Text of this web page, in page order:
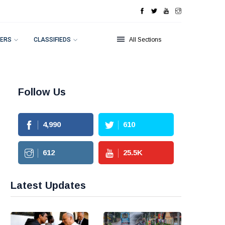
CLASSIFIEDS All Sections
Follow Us
4,990 610
612 25.5K
Latest Updates